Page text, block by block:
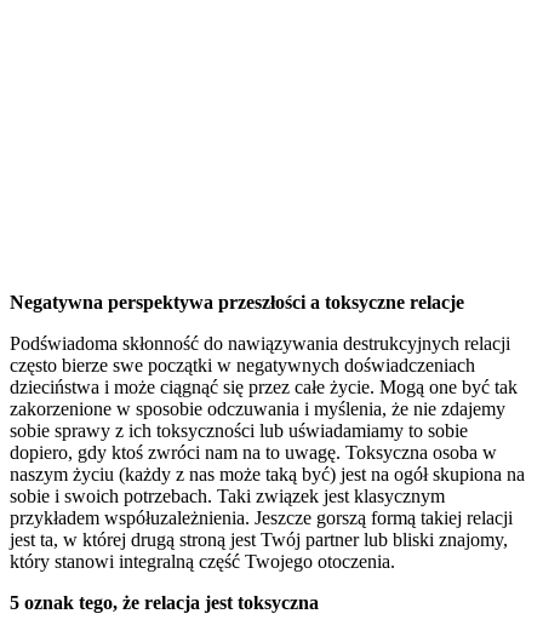
Negatywna perspektywa przeszłości a toksyczne relacje
Podświadoma skłonność do nawiązywania destrukcyjnych relacji
często bierze swe początki w negatywnych doświadczeniach
dzieciństwa i może ciągnąć się przez całe życie. Mogą one być tak
zakorzenione w sposobie odczuwania i myślenia, że nie zdajemy
sobie sprawy z ich toksyczności lub uświadamiamy to sobie
dopiero, gdy ktoś zwróci nam na to uwagę. Toksyczna osoba w
naszym życiu (każdy z nas może taką być) jest na ogół skupiona na
sobie i swoich potrzebach. Taki związek jest klasycznym
przykładem współuzależnienia. Jeszcze gorszą formą takiej relacji
jest ta, w której drugą stroną jest Twój partner lub bliski znajomy,
który stanowi integralną część Twojego otoczenia.
5 oznak tego, że relacja jest toksyczna